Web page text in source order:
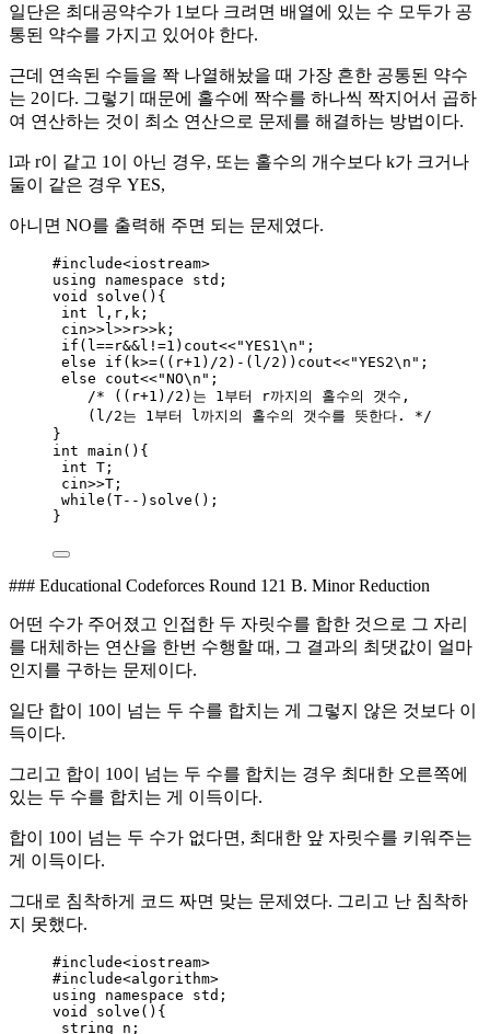
일단은 최대공약수가 1보다 크려면 배열에 있는 수 모두가 공
통된 약수를 가지고 있어야 한다.
근데 연속된 수들을 쫙 나열해놨을 때 가장 흔한 공통된 약수
는 2이다. 그렇기 때문에 홀수에 짝수를 하나씩 짝지어서 곱하
여 연산하는 것이 최소 연산으로 문제를 해결하는 방법이다.
l과 r이 같고 1이 아닌 경우, 또는 홀수의 개수보다 k가 크거나
둘이 같은 경우 YES,
아니면 NO를 출력해 주면 되는 문제였다.
#include<iostream>
using namespace std;
void
solve (){
int l,r,k;
cin>>l>>r>>k;
if (l==r&&l !=1 )cout<<"YES1\n " ;
else
if (k>=((r+1 ) /2 ) - (l/2 ))cout<<"YES2\n " ;
else cout<<"NO\n " ;
/* ((r+1)/2)는 1부터 r까지의 홀수의 갯수,
(l/2는 1부터 l까지의 홀수의 갯수를 뜻한다. */
}
int main (){
int T;
cin>>T;
while (T-- ) solve() ;
}
​### Educational Codeforces Round 121 B. Minor Reduction
어떤 수가 주어졌고 인접한 두 자릿수를 합한 것으로 그 자리
를 대체하는 연산을 한번 수행할 때, 그 결과의 최댓값이 얼마
인지를 구하는 문제이다.
일단 합이 10이 넘는 두 수를 합치는 게 그렇지 않은 것보다 이
득이다.
그리고 합이 10이 넘는 두 수를 합치는 경우 최대한 오른쪽에
있는 두 수를 합치는 게 이득이다.
합이 10이 넘는 두 수가 없다면, 최대한 앞 자릿수를 키워주는
게 이득이다.
그대로 침착하게 코드 짜면 맞는 문제였다. 그리고 난 침착하
지 못했다.
#include<iostream>
#include<algorithm>
using namespace std;
void
solve (){
string n;